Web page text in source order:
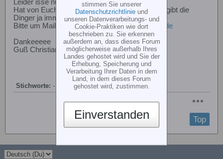
Leider isse nun kaputt gebrochen..
Hat von Euch noch jemand so ein Teil über. Es gibt die
Dinger ja immer nur im Komplettset...
Bitte um Mail unter :mueller-info@onlinehome.de
Dankeeeee
Guß Christian
Stichworte: -
Top
stimmen Sie unserer
Datenschutzrichtlinie und
unseren Datenverarbeitungs- und
Cookie-Praktiken wie dort
beschrieben zu. Sie erkennen
außerdem an, dass dieses Forum
möglicherweise außerhalb Ihres
Landes gehostet wird und Sie der
Erhebung, Speicherung und
Verarbeitung Ihrer Daten in dem
Land, in dem dieses Forum
gehostet wird, zustimmen.
Einverstanden